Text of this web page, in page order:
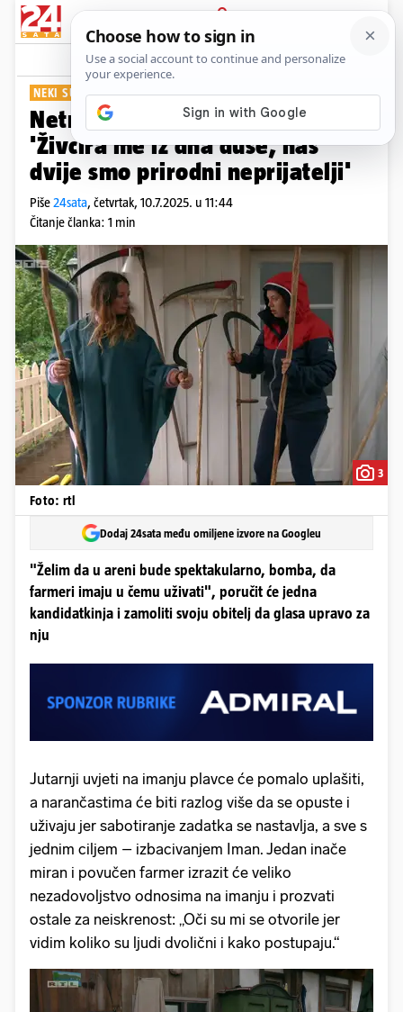
PRIJAVA
Show Komentari
NEKI SU SPREMNI ZA BORBU
Netrpeljivost raste na Farmi:
'Živcira me iz dna duše, nas
dvije smo prirodni neprijatelji'
Piše24sata, četvrtak, 10.7.2025. u 11:44
Čitanje članka: 1 min
3
Foto: rtl
Dodaj 24sata među omiljene izvore na Googleu
"Želim da u areni bude spektakularno, bomba, da
farmeri imaju u čemu uživati", poručit će jedna
kandidatkinja i zamoliti svoju obitelj da glasa upravo za
nju
Jutarnji uvjeti na imanju plavce će pomalo uplašiti,
a narančastima će biti razlog više da se opuste i
uživaju jer sabotiranje zadatka se nastavlja, a sve s
jednim ciljem – izbacivanjem Iman. Jedan inače
miran i povučen farmer izrazit će veliko
nezadovoljstvo odnosima na imanju i prozvati
ostale za neiskrenost: „Oči su mi se otvorile jer
vidim koliko su ljudi dvolični i kako postupaju.“